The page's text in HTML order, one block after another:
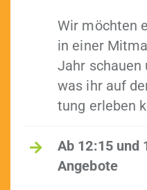
Wir möcht­en
in ein­er
Jahr schauen
was ihr auf
tung erleben
Ab 12:15 und
Angebote